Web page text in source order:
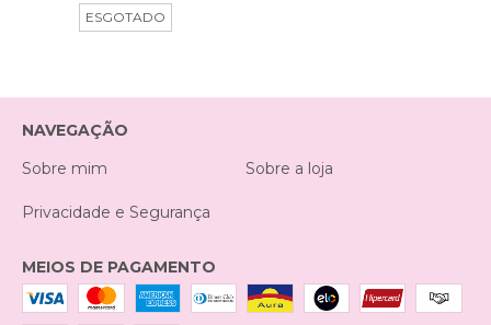
ESGOTADO
NAVEGAÇÃO
Sobre mim
Sobre a loja
Privacidade e Segurança
MEIOS DE PAGAMENTO